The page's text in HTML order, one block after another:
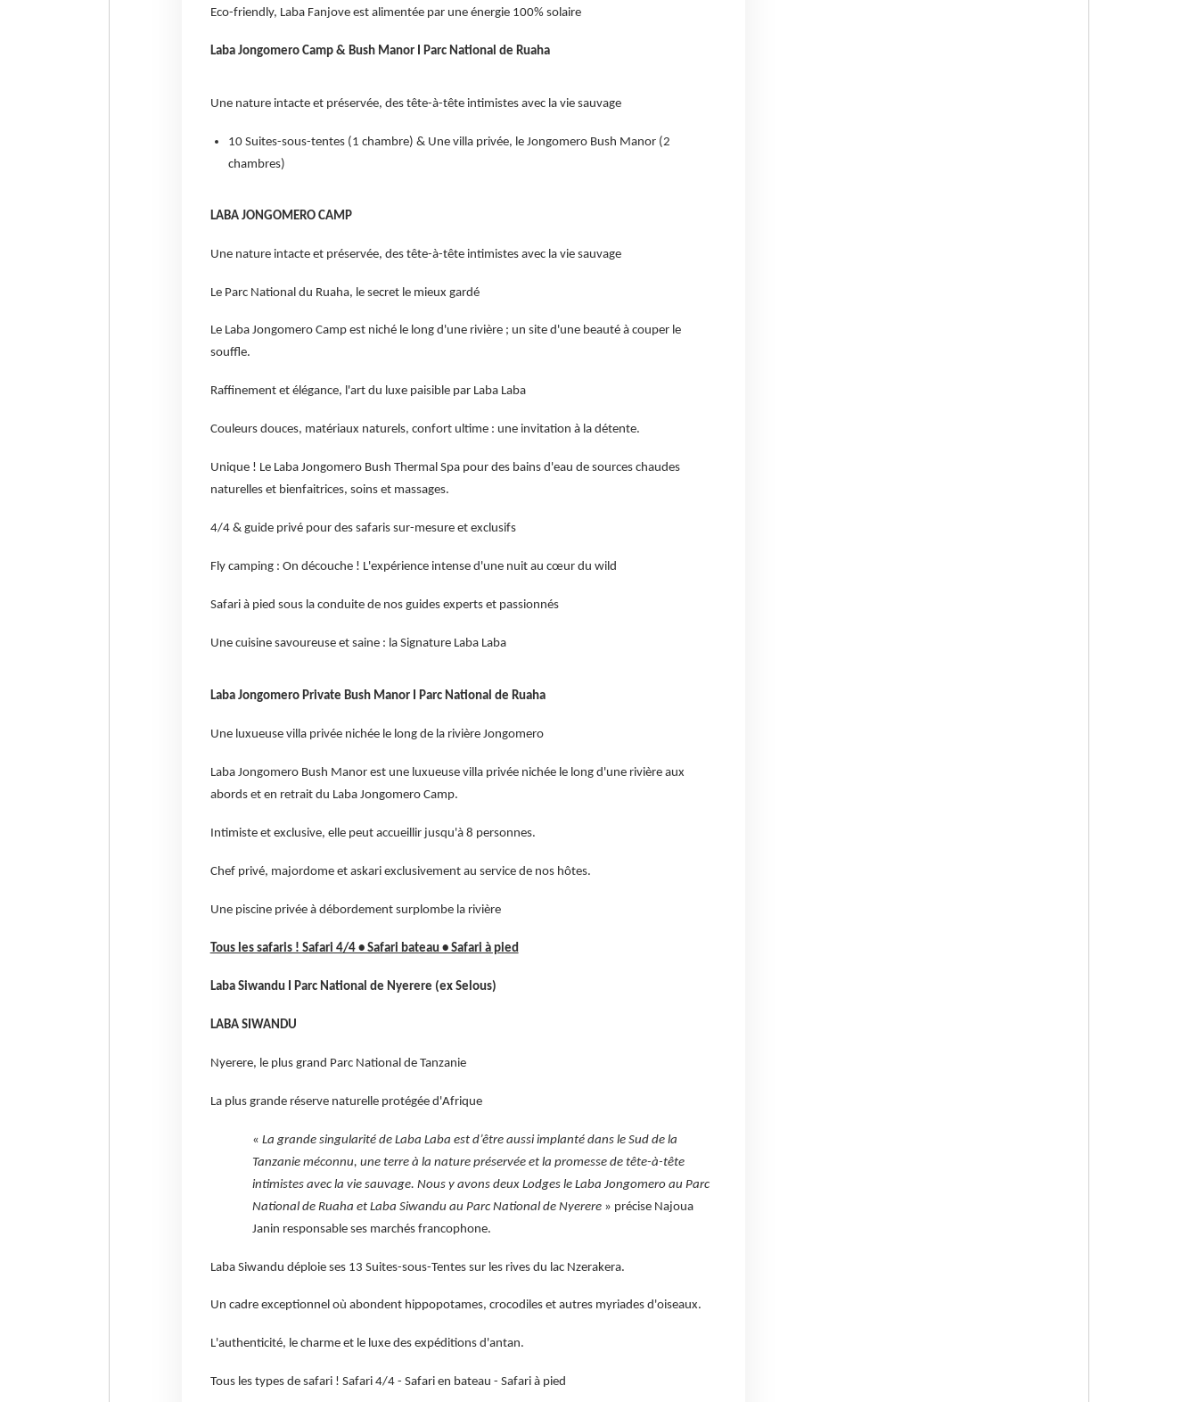
Eco-friendly, Laba Fanjove est alimentée par une énergie 100% solaire
Laba Jongomero Camp & Bush Manor I Parc National de Ruaha
Une nature intacte et préservée, des tête-à-tête intimistes avec la vie sauvage
10 Suites-sous-tentes (1 chambre) & Une villa privée, le Jongomero Bush Manor (2
chambres)
LABA JONGOMERO CAMP
Une nature intacte et préservée, des tête-à-tête intimistes avec la vie sauvage
Le Parc National du Ruaha, le secret le mieux gardé
Le Laba Jongomero Camp est niché le long d'une rivière ; un site d'une beauté à couper le
souffle.
Raffinement et élégance, l'art du luxe paisible par Laba Laba
Couleurs douces, matériaux naturels, confort ultime : une invitation à la détente.
Unique ! Le Laba Jongomero Bush Thermal Spa pour des bains d'eau de sources chaudes
naturelles et bienfaitrices, soins et massages.
4/4 & guide privé pour des safaris sur-mesure et exclusifs
Fly camping : On découche ! L'expérience intense d'une nuit au cœur du wild
Safari à pied sous la conduite de nos guides experts et passionnés
Une cuisine savoureuse et saine : la Signature Laba Laba
Laba Jongomero Private Bush Manor I Parc National de Ruaha
Une luxueuse villa privée nichée le long de la rivière Jongomero
Laba Jongomero Bush Manor est une luxueuse villa privée nichée le long d'une rivière aux
abords et en retrait du Laba Jongomero Camp.
Intimiste et exclusive, elle peut accueillir jusqu'à 8 personnes.
Chef privé, majordome et askari exclusivement au service de nos hôtes.
Une piscine privée à débordement surplombe la rivière
Tous les safaris ! Safari 4/4 • Safari bateau • Safari à pied
Laba Siwandu I Parc National de Nyerere (ex Selous)
LABA SIWANDU
Nyerere, le plus grand Parc National de Tanzanie
La plus grande réserve naturelle protégée d'Afrique
« La grande singularité de Laba Laba est d’être aussi implanté dans le Sud de la
Tanzanie méconnu, une terre à la nature préservée et la promesse de tête-à-tête
intimistes avec la vie sauvage. Nous y avons deux Lodges le Laba Jongomero au Parc
National de Ruaha et Laba Siwandu au Parc National de Nyerere» précise Najoua
Janin responsable ses marchés francophone.
Laba Siwandu déploie ses 13 Suites-sous-Tentes sur les rives du lac Nzerakera.
Un cadre exceptionnel où abondent hippopotames, crocodiles et autres myriades d'oiseaux.
L'authenticité, le charme et le luxe des expéditions d'antan.
Tous les types de safari ! Safari 4/4 - Safari en bateau - Safari à pied